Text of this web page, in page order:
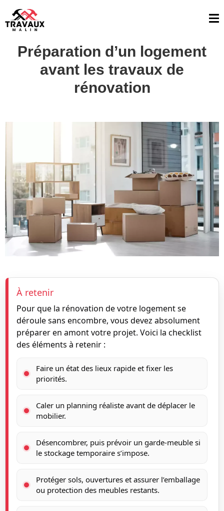
Préparation d’un logement
avant les travaux de
rénovation
À retenir
Pour que la rénovation de votre logement se
déroule sans encombre, vous devez absolument
préparer en amont votre projet. Voici la checklist
des éléments à retenir :
Faire un état des lieux rapide et fixer les
priorités.
Caler un planning réaliste avant de déplacer le
mobilier.
Désencombrer, puis prévoir un garde-meuble si
le stockage temporaire s’impose.
Protéger sols, ouvertures et assurer l’emballage
ou protection des meubles restants.